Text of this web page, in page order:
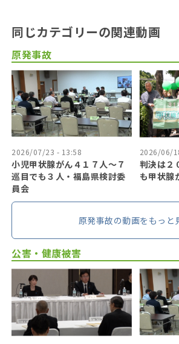
同じカテゴリーの関連動画
原発事故
2026/07/23 - 13:58
小児甲状腺がん４１７人〜７
巡目でも３人・福島県検討委
員会
2026/06/
判決は２
も甲状腺
原発事故の動画をもっと
公害・健康被害